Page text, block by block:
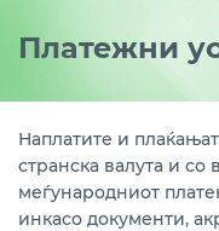
За нас
Блог
Close submenu
Платежна сметка
Платежни услуги
Платежни
Наплатите и
странска валута и
меѓународниот
инкасо документи,